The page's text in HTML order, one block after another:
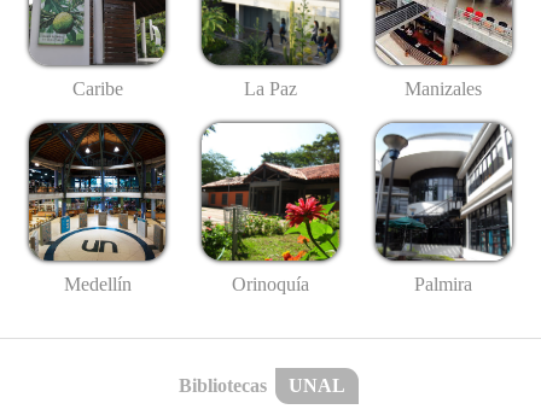
Caribe La Paz Manizales
Medellín Orinoquía Palmira
Bibliotecas UNAL